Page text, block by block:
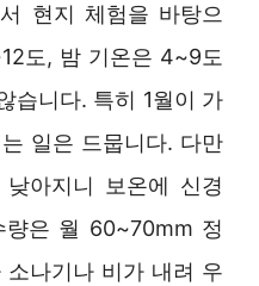
현지 체험을 바탕으
도, 밤 기온은 4~9도
습니다. 특히 1월이 가
일은 드뭅니다. 다만
아지니 보온에 신경
량은 월 60~70mm 정
나기나 비가 내려 우